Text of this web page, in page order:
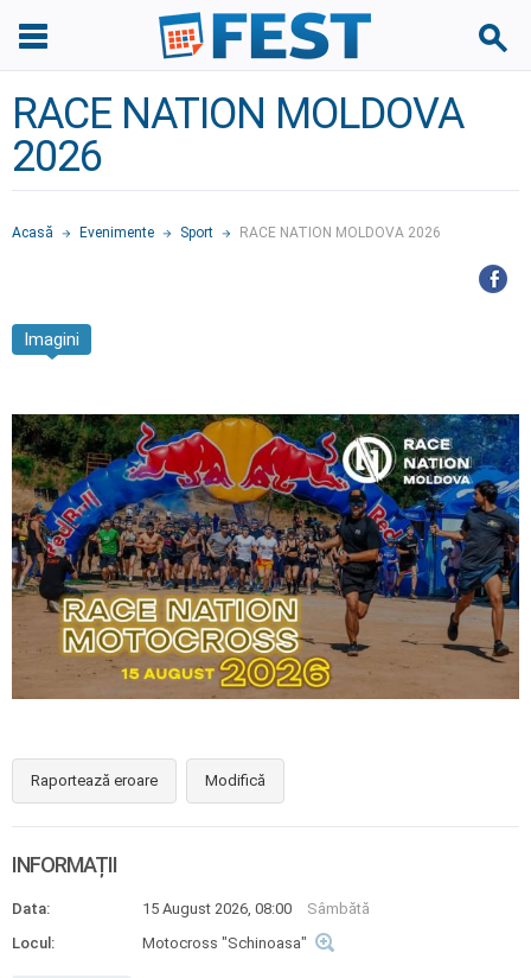
RACE NATION MOLDOVA
2026
Acasă Evenimente Sport RACE NATION MOLDOVA 2026
Imagini
Raportează eroare Modifică
INFORMAȚII
Data: 15 August 2026, 08:00
Sâmbătă
Locul:
Motocross "Schinoasa"